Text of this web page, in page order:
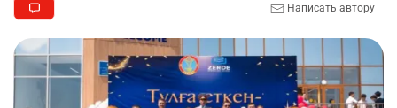
Написать автору